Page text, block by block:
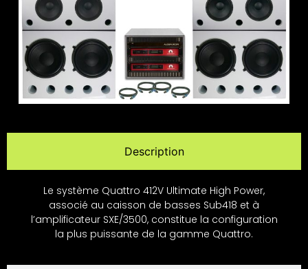
Description
Le système Quattro 412V Ultimate High Power,
associé au caisson de basses Sub418 et à
l’amplificateur SXE/3500, constitue la configuration
la plus puissante de la gamme Quattro.